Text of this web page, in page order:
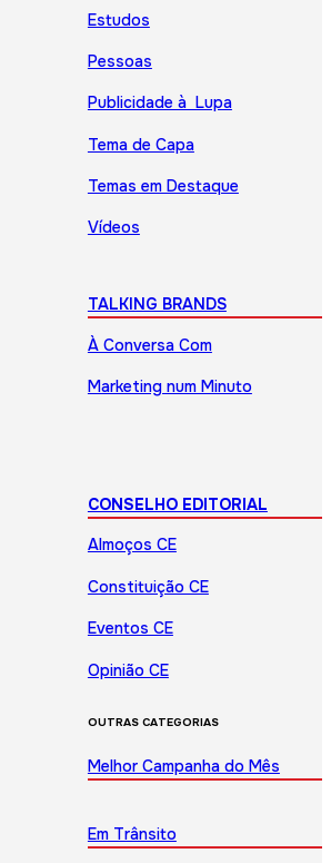
Estudos
Pessoas
Publicidade à Lupa
Tema de Capa
Temas em Destaque
Vídeos
TALKING BRANDS
À Conversa Com
Marketing num Minuto
CONSELHO EDITORIAL
Almoços CE
Constituição CE
Eventos CE
Opinião CE
OUTRAS CATEGORIAS
Melhor Campanha do Mês
Em Trânsito